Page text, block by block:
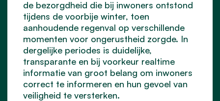
de bezorgdheid die bij inwoners ontstond
tijdens de voorbije winter, toen
aanhoudende regenval op verschillende
momenten voor ongerustheid zorgde. In
dergelijke periodes is duidelijke,
transparante en bij voorkeur realtime
informatie van groot belang om inwoners
correct te informeren en hun gevoel van
veiligheid te versterken.